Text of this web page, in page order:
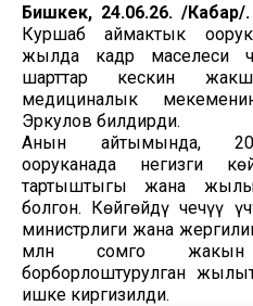
Бишкек, 24.06.26. /Кабар/.
Куршаб аймактык
жылда кадр маселеси
шарттар кескин
медициналык
Эркулов билдирди.
Анын айтымында,
ооруканада негизги
тартыштыгы жана
болгон. Көйгөйдү чечүү
министрлиги жана
млн сомго жакын
борборлоштурулган
ишке киргизилди.